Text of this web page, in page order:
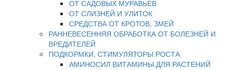
ОТ САДОВЫХ МУРАВЬЕВ
ОТ СЛИЗНЕЙ И УЛИТОК
СРЕДСТВА ОТ КРОТОВ, ЗМЕЙ
РАННЕВЕСЕННЯЯ ОБРАБОТКА ОТ БОЛЕЗНЕЙ И
ВРЕДИТЕЛЕЙ
ПОДКОРМКИ, СТИМУЛЯТОРЫ РОСТА
АМИНОСИЛ ВИТАМИНЫ ДЛЯ РАСТЕНИЙ